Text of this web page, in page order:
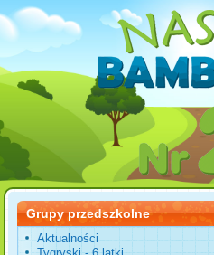
Grupy przedszkolne
Aktualności